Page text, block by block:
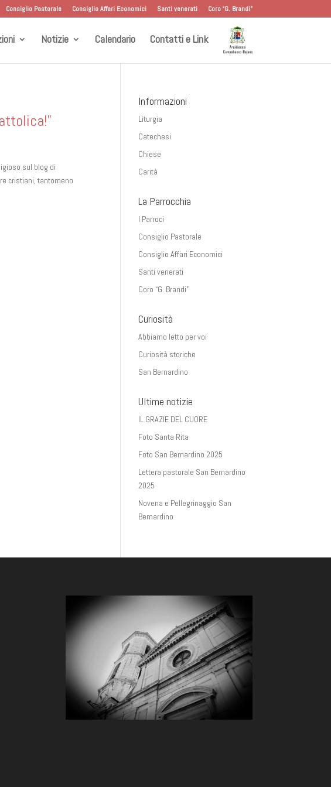
Consiglio Pastorale Consiglio Affari Economici Santi venerati Coro “G. Brandi”
Notizie Calendario Contatti e Link
sul blog di
cristiani, tantomeno
Informazioni
Liturgia
Catechesi
Chiese
Carità
La Parrocchia
I Parroci
Consiglio Pastorale
Consiglio Affari Economici
Santi venerati
Coro “G. Brandi”
Curiosità
Abbiamo letto per voi
Curiosità storiche
San Bernardino
Ultime notizie
IL GRAZIE DEL CUORE
Foto Santa Rita
Foto San Bernardino 2025
Lettera pastorale San Bernardino
2025
Novena e Pellegrinaggio San
Bernardino